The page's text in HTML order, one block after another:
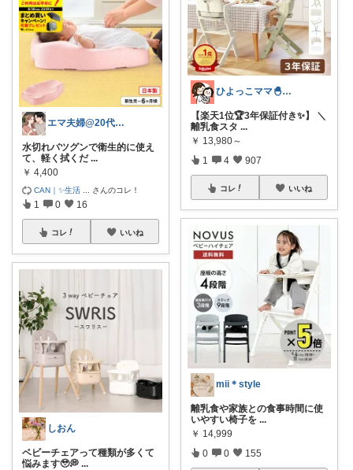
エマ夫婦@20代共働き
水切れバツグンで衛生的に使え
て、軽く拭くだ ...
￥ 4,400
CAN｜✨生活 さんのコレ！
1 0 16
コレ いいね
しおん
ベビーチェアって種類が多くて
悩みます🥹💭 ...
ひよっこママ🐣𓂃ゆるっと育児と暮らし
【楽天1位🏆3年保証付き✨】 ＼
離乳食スタ ...
￥ 13,980～
1 4 907
コレ いいね
mii＊style
離乳食や家族との食事時間に使
いやすい椅子を ...
￥ 14,999
0 0 155